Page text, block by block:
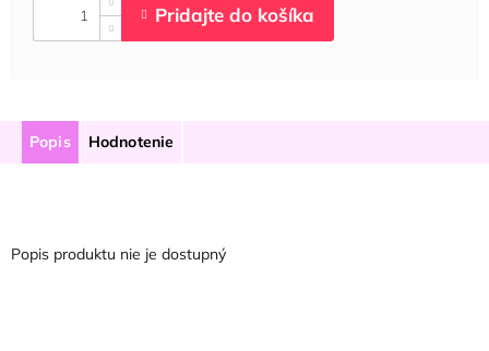
Popis Hodnotenie
Popis produktu nie je dostupný